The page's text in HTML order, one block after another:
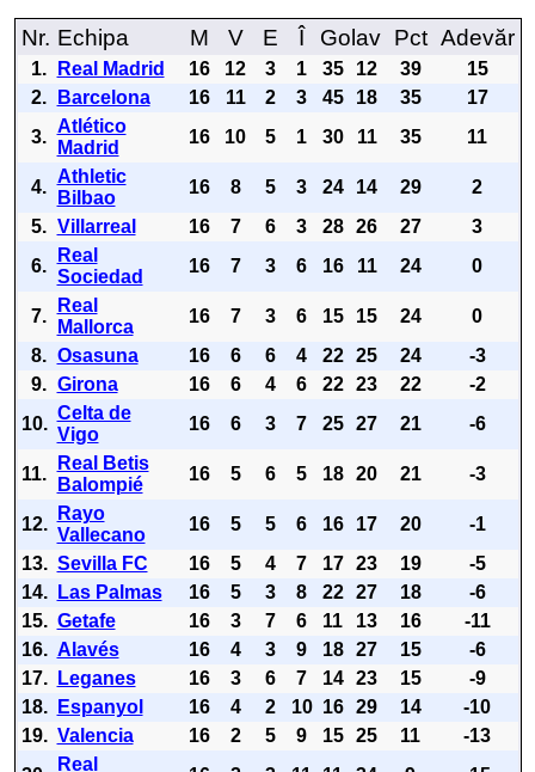
Nr. Echipa M V E Î Golav Pct Adevăr
1. Real Madrid 16 12 3 1 35 12 39
15
2.
Barcelona 16 11 2 3 45 18 35
17
3.
Atlético
Madrid
16 10 5 1 30 11 35 11
4.
Athletic
Bilbao
16 8 5 3 24 14 29
2
5. Villarreal 16 7 6 3 28 26 27
3
6.
Real
Sociedad
16 7 3 6 16 11 24 0
7.
Real
Mallorca
16 7 3 6 15 15 24
0
8. Osasuna 16 6 6 4 22 25 24
-3
9. Girona 16 6 4 6 22 23 22
-2
10.
Celta de
Vigo
16 6 3 7 25 27 21 -6
11.
Real Betis
Balompié
16 5 6 5 18 20 21 -3
12.
Rayo
Vallecano
16 5 5 6 16 17 20
-1
13. Sevilla FC 16 5 4 7 17 23 19
-5
14.
Las Palmas 16 5 3 8 22 27 18
-6
15. Getafe 16 3 7 6 11 13 16
-11
16. Alavés 16 4 3 9 18 27 15
-6
17.
Leganes 16 3 6 7 14 23 15
-9
18.
Espanyol 16 4 2 10 16 29 14
-10
19. Valencia 16 2 5 9 15 25 11
-13
Real